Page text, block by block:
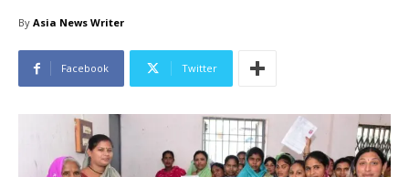
By Asia News Writer
Facebook Twitter